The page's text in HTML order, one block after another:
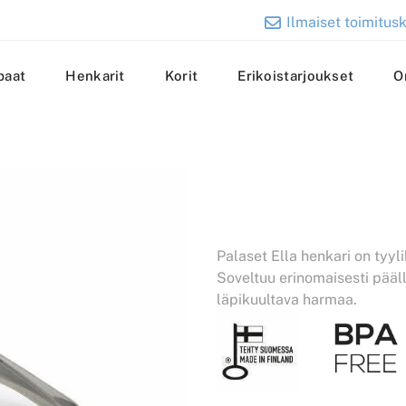
Ilmaiset
Henkarit Korit Erikoistarjoukset
Palaset Ella henkari on
Soveltuu erinomaisesti
läpikuultava harmaa.